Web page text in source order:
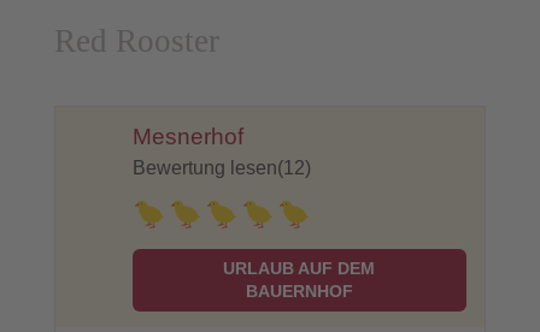
Red Rooster
Mesnerhof
Bewertung lesen(12)
URLAUB AUF DEM
BAUERNHOF